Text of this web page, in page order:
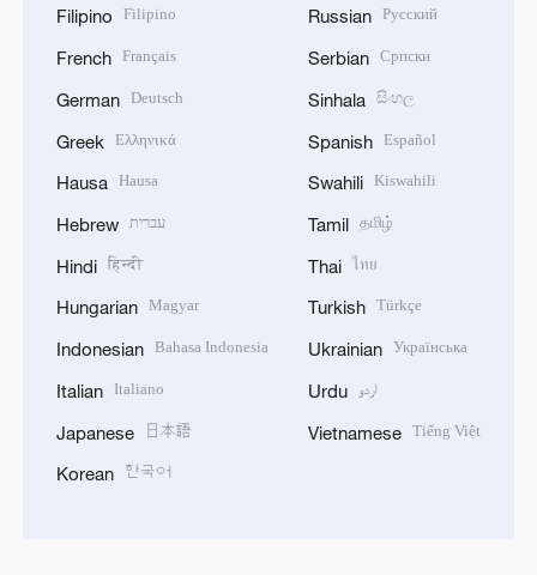
Filipino Filipino
French Français
German Deutsch
Greek Ελληνικά
Hausa Hausa
Hebrew עברית
Hindi हिन्दी
Hungarian Magyar
Indonesian Bahasa Indonesia
Italian Italiano
Japanese 日本語
Korean 한국어
Russian Русский
Serbian Српски
Sinhala සිංහල
Spanish Español
Swahili Kiswahili
Tamil தமிழ்
Thai ไทย
Turkish Türkçe
Ukrainian Українська
Urdu اردو
Vietnamese Tiếng Việt